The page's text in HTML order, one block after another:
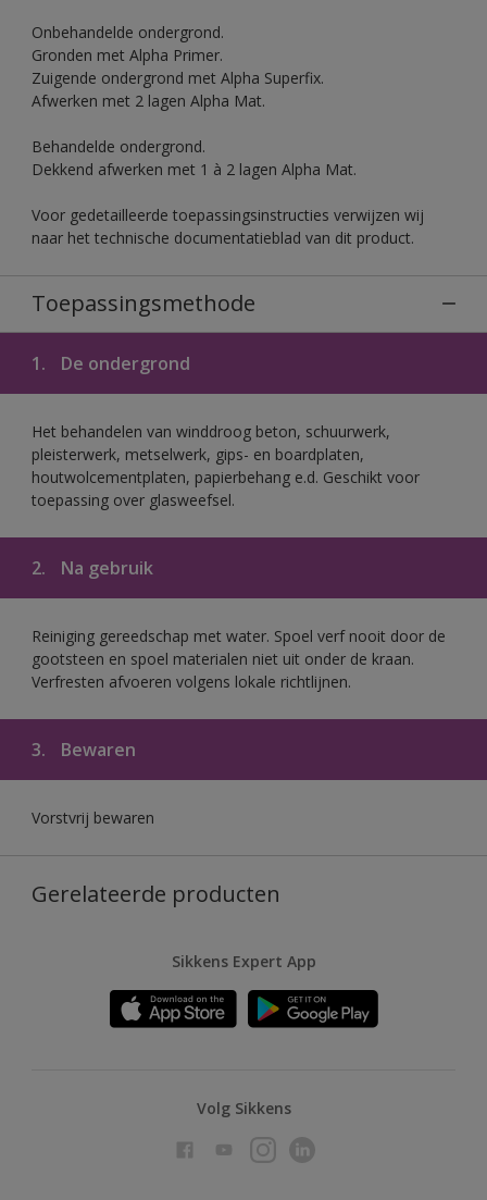
Onbehandelde ondergrond.
Gronden met Alpha Primer.
Zuigende ondergrond met Alpha Superfix.
Afwerken met 2 lagen Alpha Mat.
Behandelde ondergrond.
Dekkend afwerken met 1 à 2 lagen Alpha Mat.
Voor gedetailleerde toepassingsinstructies verwijzen wij
naar het technische documentatieblad van dit product.
Toepassingsmethode
1. De ondergrond
Het behandelen van winddroog beton, schuurwerk,
pleisterwerk, metselwerk, gips- en boardplaten,
houtwolcementplaten, papierbehang e.d. Geschikt voor
toepassing over glasweefsel.
2. Na gebruik
Reiniging gereedschap met water. Spoel verf nooit door de
gootsteen en spoel materialen niet uit onder de kraan.
Verfresten afvoeren volgens lokale richtlijnen.
3. Bewaren
Vorstvrij bewaren
Gerelateerde producten
Sikkens Expert App
Volg Sikkens